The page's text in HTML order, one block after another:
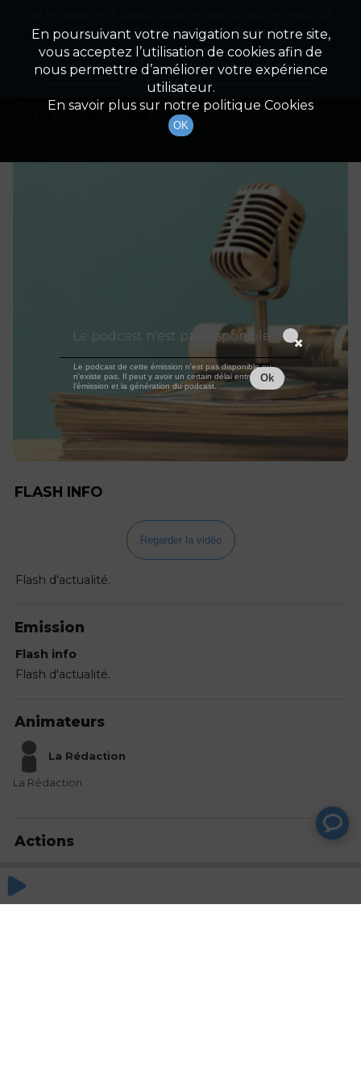
Détails De L'épisode
14 septembre 2023
à 14h00
durée : Invalid date
FLASH INFO
Regarder la vidéo
Flash d'actualité.
Emission
Flash info
Flash d'actualité.
Animateurs
La Rédaction
La Rédaction
Actions
En poursuivant votre navigation sur notre site,
vous acceptez l’utilisation de cookies afin de
nous permettre d’améliorer votre expérience
utilisateur.
En savoir plus sur notre politique Cookies
OK
Appuyez ci-dessous pour l'installer.
Non merci Télécharger l'application
Le podcast n'est pas disponible
Le podcast de cette émission n'est pas disponible ou
n'existe pas. Il peut y avoir un certain délai entre la fin de
l'émission et la génération du podcast.
Ok